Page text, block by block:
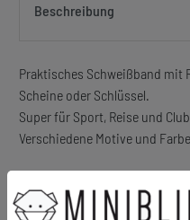
Beschreibung
Praktisches Schweißband mit
Scheine oder Schlüssel.
Super für Sport, Reise und
Verschiedene Motive und